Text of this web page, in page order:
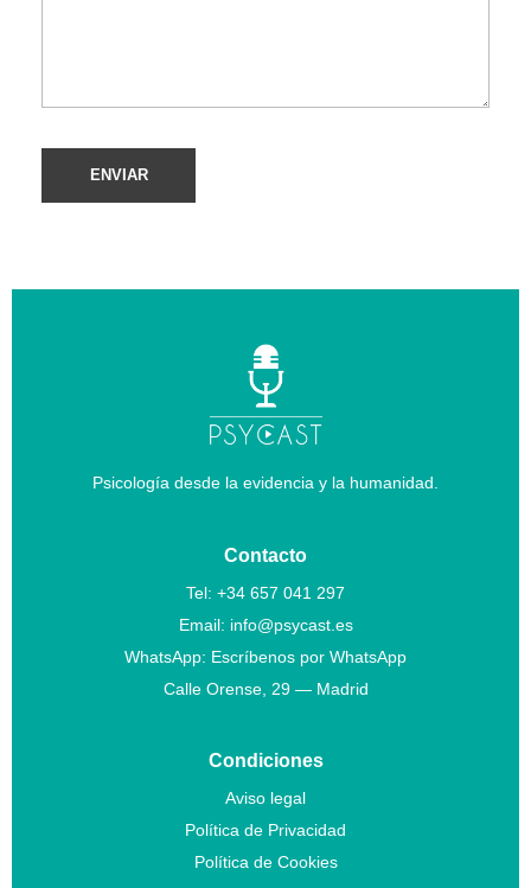
Psicología desde la evidencia y la humanidad.
Contacto
Tel: +34 657 041 297
Email: info@psycast.es
WhatsApp: Escríbenos por WhatsApp
Calle Orense, 29 — Madrid
Condiciones
Aviso legal
Política de Privacidad
Política de Cookies